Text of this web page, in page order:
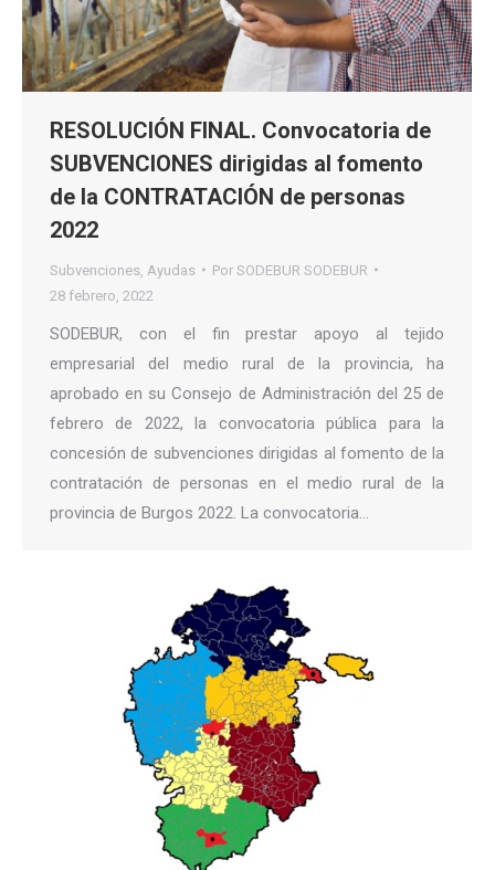
RESOLUCIÓN FINAL. Convocatoria de
SUBVENCIONES dirigidas al fomento
de la CONTRATACIÓN de personas
2022
Subvenciones Ayudas Por SODEBUR SODEBUR
28 febrero, 2022
SODEBUR, con el fin prestar apoyo al tejido
empresarial del medio rural de la provincia, ha
aprobado en su Consejo de Administración del 25 de
febrero de 2022, la convocatoria pública para la
concesión de subvenciones dirigidas al fomento de la
contratación de personas en el medio rural de la
provincia de Burgos 2022. La convocatoria…